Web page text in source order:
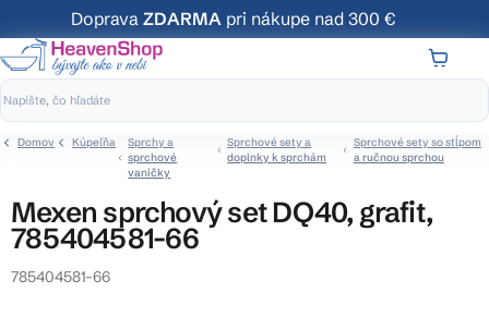
na
obsah
Doprava ZDARMA pri nákupe nad 300 €
Domov Kúpeľňa
Sprchy a
sprchové
vaničky
Sprchové sety a
doplnky k sprchám
Sprchové sety so stĺpom
a ručnou sprchou
Mexen sprchový set DQ40, grafit,
785404581-66
785404581-66